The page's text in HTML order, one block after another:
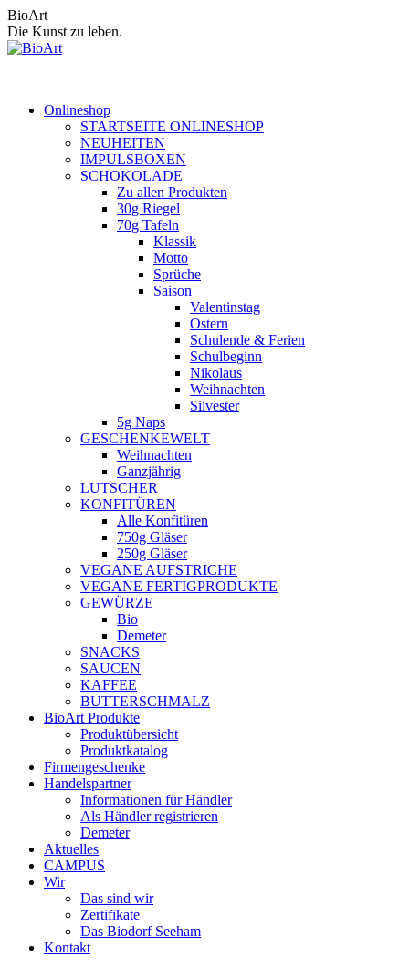
Zum
Inhalt
springen
BioArt
Die Kunst zu leben.
Onlineshop
STARTSEITE ONLINESHOP
NEUHEITEN
IMPULSBOXEN
SCHOKOLADE
Zu allen Produkten
30g Riegel
70g Tafeln
Klassik
Motto
Sprüche
Saison
Valentinstag
Ostern
Schulende & Ferien
Schulbeginn
Nikolaus
Weihnachten
Silvester
5g Naps
GESCHENKEWELT
Weihnachten
Ganzjährig
LUTSCHER
KONFITÜREN
Alle Konfitüren
750g Gläser
250g Gläser
VEGANE AUFSTRICHE
VEGANE FERTIGPRODUKTE
GEWÜRZE
Bio
Demeter
SNACKS
SAUCEN
KAFFEE
BUTTERSCHMALZ
BioArt Produkte
Produktübersicht
Produktkatalog
Firmengeschenke
Handelspartner
Informationen für Händler
Als Händler registrieren
Demeter
Aktuelles
CAMPUS
Wir
Das sind wir
Zertifikate
Das Biodorf Seeham
Kontakt